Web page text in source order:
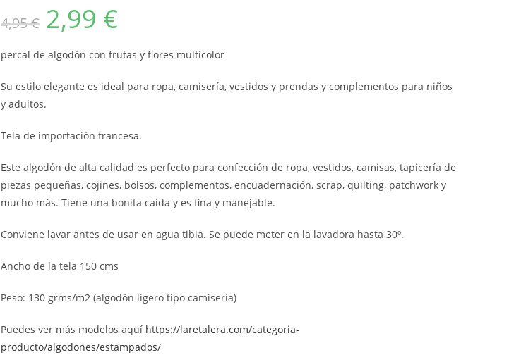
4,95€
El
precio
original
4,95 €.
2,99 €
2,99 €.
percal de algodón con frutas y flores multicolor
Su estilo elegante es ideal para ropa, camisería, vestidos y prendas y complementos para niños
y adultos.
Tela de importación francesa.
Este algodón de alta calidad es perfecto para confección de ropa, vestidos, camisas, tapicería de
piezas pequeñas, cojines, bolsos, complementos, encuadernación, scrap, quilting, patchwork y
mucho más. Tiene una bonita caída y es fina y manejable.
Conviene lavar antes de usar en agua tibia. Se puede meter en la lavadora hasta 30º.
Ancho de la tela 150 cms
Peso: 130 grms/m2 (algodón ligero tipo camisería)
Puedes ver más modelos aquí https://laretalera.com/categoria-
producto/algodones/estampados/